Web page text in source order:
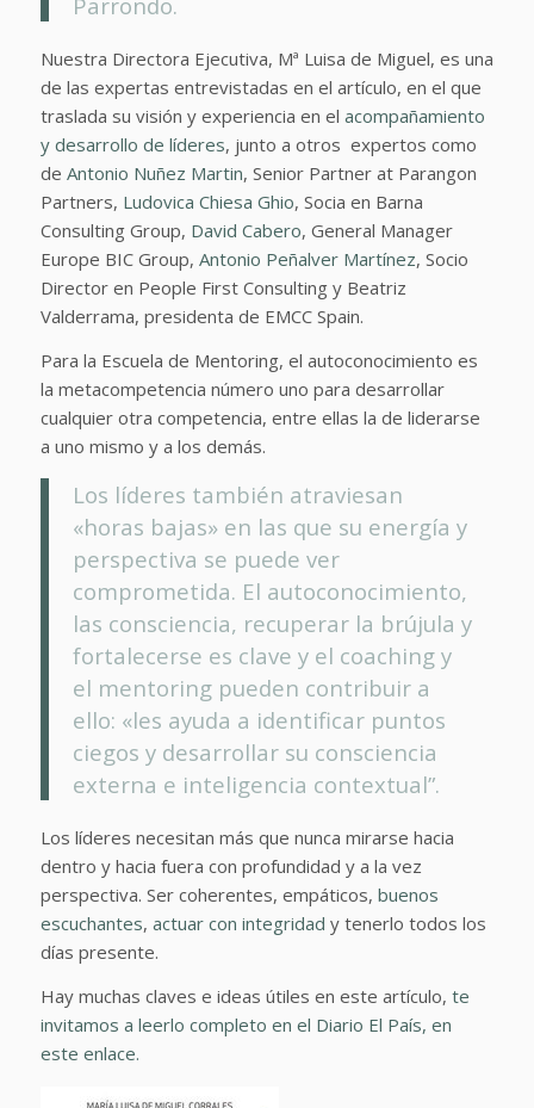
Nuestra Directora Ejecutiva, Mª Luisa de Miguel, es una
de las expertas entrevistadas en el artículo, en el que
traslada su visión y experiencia en el acompañamiento
y desarrollo de líderes, junto a otros expertos como
de Antonio Nuñez Martin, Senior Partner at Parangon
Partners, Ludovica Chiesa Ghio, Socia en Barna
Consulting Group, David Cabero, General Manager
Europe BIC Group, Antonio Peñalver Martínez, Socio
Director en People First Consulting y Beatriz
Valderrama, presidenta de EMCC Spain.
Para la Escuela de Mentoring, el autoconocimiento es
la metacompetencia número uno para desarrollar
cualquier otra competencia, entre ellas la de liderarse
a uno mismo y a los demás.
Los líderes también atraviesan
«horas bajas» en las que su energía y
perspectiva se puede ver
comprometida. El autoconocimiento,
las consciencia, recuperar la brújula y
fortalecerse es clave y el coaching y
el mentoring pueden contribuir a
ello: «les ayuda a identificar puntos
ciegos y desarrollar su consciencia
externa e inteligencia contextual”.
Los líderes necesitan más que nunca mirarse hacia
dentro y hacia fuera con profundidad y a la vez
perspectiva. Ser coherentes, empáticos, buenos
escuchantes, actuar con integridad y tenerlo todos los
días presente.
Hay muchas claves e ideas útiles en este artículo, te
invitamos a leerlo completo en el Diario El País, en
este enlace.